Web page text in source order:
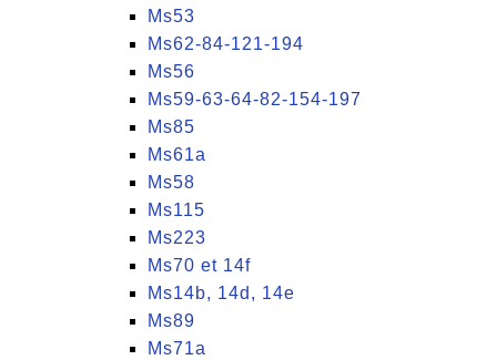
Ms53
Ms62-84-121-194
Ms56
Ms59-63-64-82-154-197
Ms85
Ms61a
Ms58
Ms115
Ms223
Ms70 et 14f
Ms14b, 14d, 14e
Ms89
Ms71a